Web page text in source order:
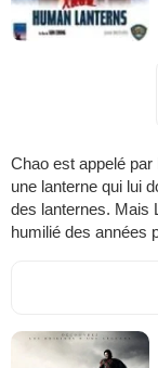
Chao est appelé
une lanterne qui lui
des lanternes. Mais
humilié des années